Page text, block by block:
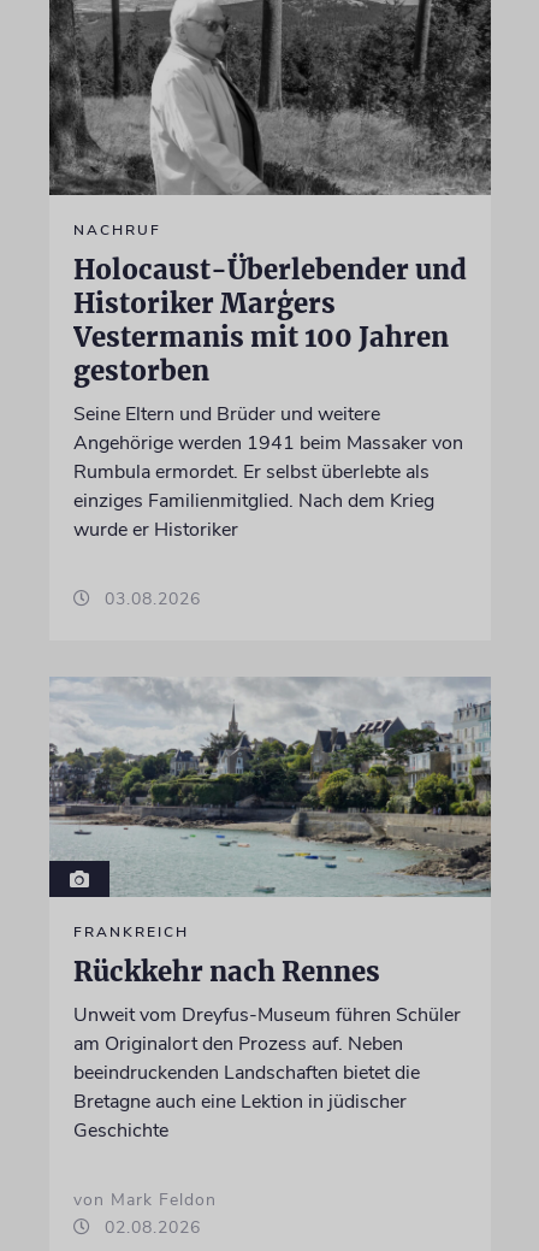
NACHRUF
Holocaust-Überlebender und
Historiker Marģers
Vestermanis mit 100 Jahren
gestorben
Seine Eltern und Brüder und weitere
Angehörige werden 1941 beim Massaker von
Rumbula ermordet. Er selbst überlebte als
einziges Familienmitglied. Nach dem Krieg
wurde er Historiker
03.08.2026
FRANKREICH
Rückkehr nach Rennes
Unweit vom Dreyfus-Museum führen Schüler
am Originalort den Prozess auf. Neben
beeindruckenden Landschaften bietet die
Bretagne auch eine Lektion in jüdischer
Geschichte
von Mark Feldon
02.08.2026